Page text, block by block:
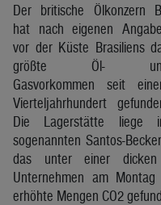
Der britische Ölkonzern
hat nach eigenen
vor der Küste Brasiliens
größte Öl-
Gasvorkommen seit
Vierteljahrhundert
Die Lagerstätte liege
sogenannten Santos-
das unter einer
Unternehmen am
erhöhte Mengen CO2